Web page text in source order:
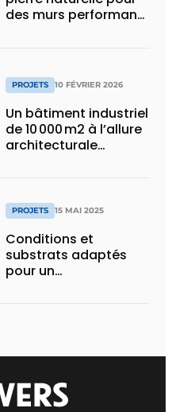
des murs performants
PROJETS 10 FÉVRIER 2026
Un bâtiment industriel
de 10 000 m2 à l’allure
architecturale
PROJETS 15 MAI 2025
Conditions et
substrats adaptés
pour un